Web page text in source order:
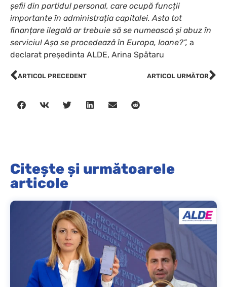
șefii din partidul personal, care ocupă funcții
importante în administrația capitalei. Asta tot
finanțare ilegală ar trebuie să se numească și abuz în
serviciu! Așa se procedează în Europa, Ioane?”, a
declarat președinta ALDE, Arina Spătaru
ARTICOL PRECEDENT ARTICOL URMĂTOR
Citește și următoarele
articole